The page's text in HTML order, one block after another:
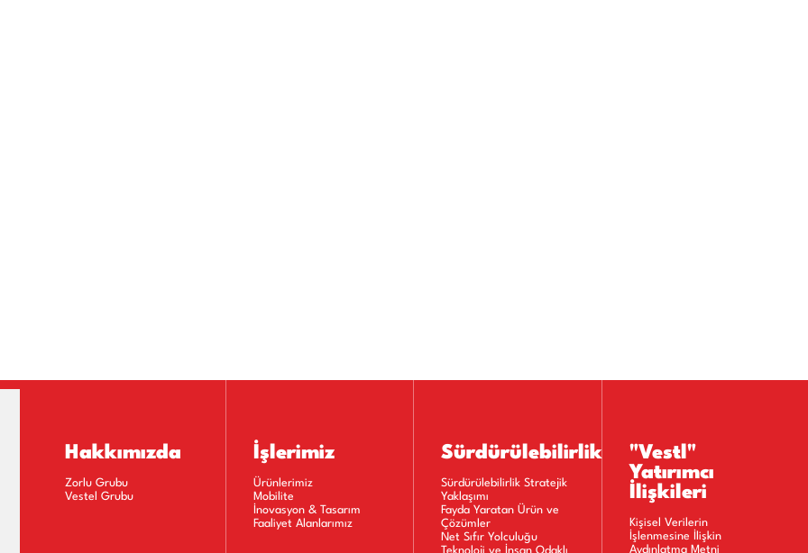
Hakkımızda
Zorlu Grubu
Vestel Grubu
İşlerimiz
Ürünlerimiz
Mobilite
İnovasyon & Tasarım
Faaliyet Alanlarımız
Sürdürülebilirlik
Sürdürülebilirlik Stratejik
Yaklaşımı
Fayda Yaratan Ürün ve
Çözümler
Net Sıfır Yolculuğu
"Vestl"
Yatırımcı
İlişkileri
Kişisel Verilerin
İşlenmesine İlişkin
Aydınlatma Metni